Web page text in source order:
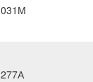
031М
277А